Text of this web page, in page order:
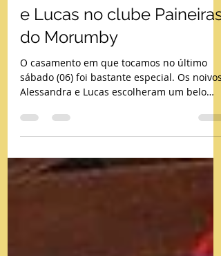
Casamento de Alessandra
e Lucas no clube Paineiras
do Morumby
O casamento em que tocamos no último
Alessandra e Lucas escolheram um belo
local para...